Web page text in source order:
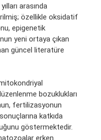
arasında
özellikle oksidatif
epigenetik
yeni ortaya çıkan
güncel literatüre
bozuklukları
fertilizasyonun
katkıda
göstermektedir.
erken